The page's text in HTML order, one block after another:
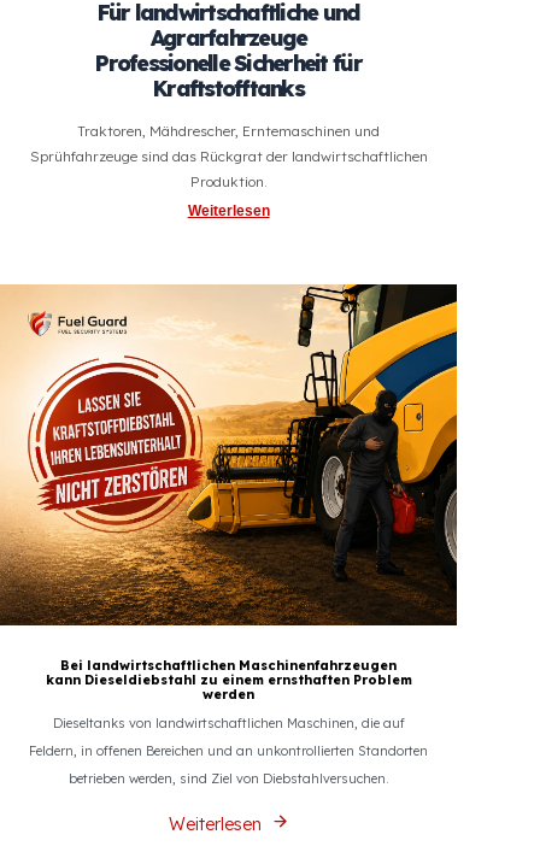
Für landwirtschaftliche und
Professionelle Sicherheit für
Kraftstofftanks
Traktoren, Mähdrescher, Erntemaschinen und
Weiterlesen
Bei landwirtschaftlichen Maschinenfahrzeugen
kann Dieseldiebstahl zu einem ernsthaften Problem